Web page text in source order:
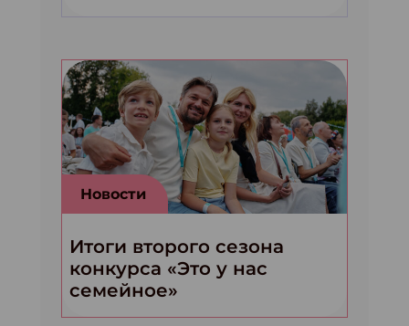
Новости
Итоги второго сезона
конкурса «Это у нас
семейное»